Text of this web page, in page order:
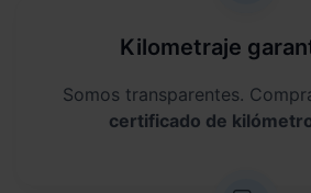
Kilometraje
Somos transparentes.
certificado de